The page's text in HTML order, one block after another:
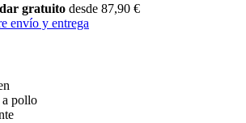
gratuito desde 87,90 €
envío y entrega
a pollo